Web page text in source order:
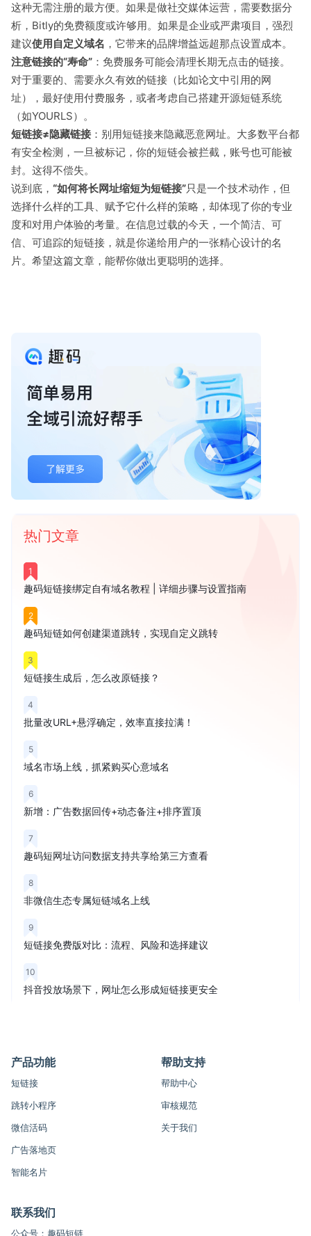
这种无需注册的最方便。如果是做社交媒体运营，需要数据分
析，Bitly的免费额度或许够用。如果是企业或严肃项目，强烈
建议使用自定义域名 ，它带来的品牌增益远超那点设置成本。
注意链接的“寿命” ：免费服务可能会清理长期无点击的链接。
对于重要的、需要永久有效的链接（比如论文中引用的网
址），最好使用付费服务，或者考虑自己搭建开源短链系统
（如YOURLS）。
短链接≠隐藏链接 ：别用短链接来隐藏恶意网址。大多数平台都
有安全检测，一旦被标记，你的短链会被拦截，账号也可能被
封。这得不偿失。
说到底， “如何将长网址缩短为短链接”只是一个技术动作，但
选择什么样的工具、赋予它什么样的策略，却体现了你的专业
度和对用户体验的考量。在信息过载的今天，一个简洁、可
信、可追踪的短链接，就是你递给用户的一张精心设计的名
片。希望这篇文章，能帮你做出更聪明的选择。
热门文章
1
趣码短链接绑定自有域名教程 | 详细步骤与设置指南
2
趣码短链如何创建渠道跳转，实现自定义跳转
3
短链接生成后，怎么改原链接？
4
批量改URL+悬浮确定，效率直接拉满！
5
域名市场上线，抓紧购买心意域名
6
新增：广告数据回传+动态备注+排序置顶
7
趣码短网址访问数据支持共享给第三方查看
8
非微信生态专属短链域名上线
9
短链接免费版对比：流程、风险和选择建议
10
抖音投放场景下，网址怎么形成短链接更安全
产品功能
短链接
跳转小程序
微信活码
广告落地页
智能名片
帮助支持
帮助中心
审核规范
关于我们
联系我们
公众号：趣码短链